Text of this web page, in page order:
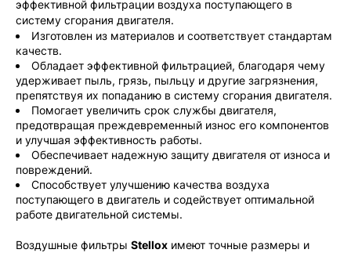
эффективной фильтрации воздуха поступающего в
систему сгорания двигателя.
Изготовлен из материалов и соответствует стандартам
качеств.
Обладает эффективной фильтрацией, благодаря чему
удерживает пыль, грязь, пыльцу и другие загрязнения,
препятствуя их попаданию в систему сгорания двигателя.
Помогает увеличить срок службы двигателя,
предотвращая преждевременный износ его компонентов
и улучшая эффективность работы.
Обеспечивает надежную защиту двигателя от износа и
повреждений.
Способствует улучшению качества воздуха
поступающего в двигатель и содействует оптимальной
работе двигательной системы.
Воздушные фильтры Stellox имеют точные размеры и